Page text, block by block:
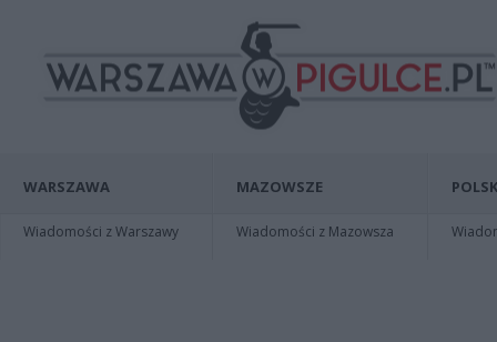
WARSZAWA
Wiadomości z Warszawy
MAZOWSZE
Wiadomości z Mazowsza